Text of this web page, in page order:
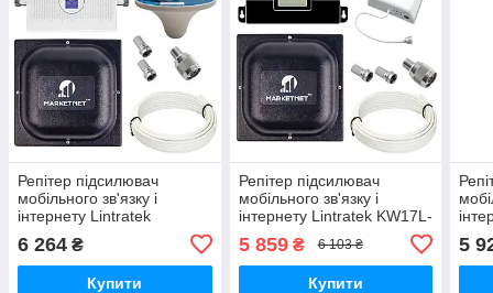
Репітер підсилювач
мобільного зв'язку і
інтернету Lintratek
KW23C-GD GSM 4G 900
1800 МГц (17/3 дБі)
6 264 ₴
Купити
Репітер підсилювач
мобільного зв'язку і
інтернету Lintratek KW17L-
900 1800 МГц (17/8 дБі)
5 859₴ 6 103 ₴
Купити
900
5